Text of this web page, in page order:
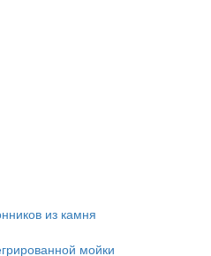
из камня
мойки